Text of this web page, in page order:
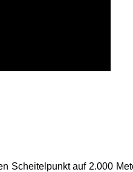
Scheitelpunkt auf 2.000